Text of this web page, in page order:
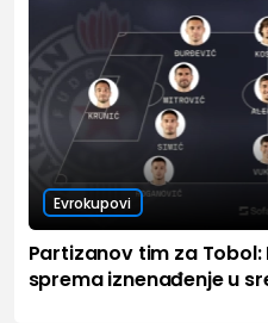
Evrokupovi
Partizanov tim za
sprema iznenađenje u